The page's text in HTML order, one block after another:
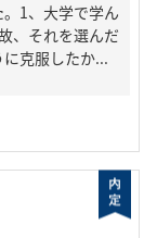
1、大学で学ん
、それを選んだ
克服したか...